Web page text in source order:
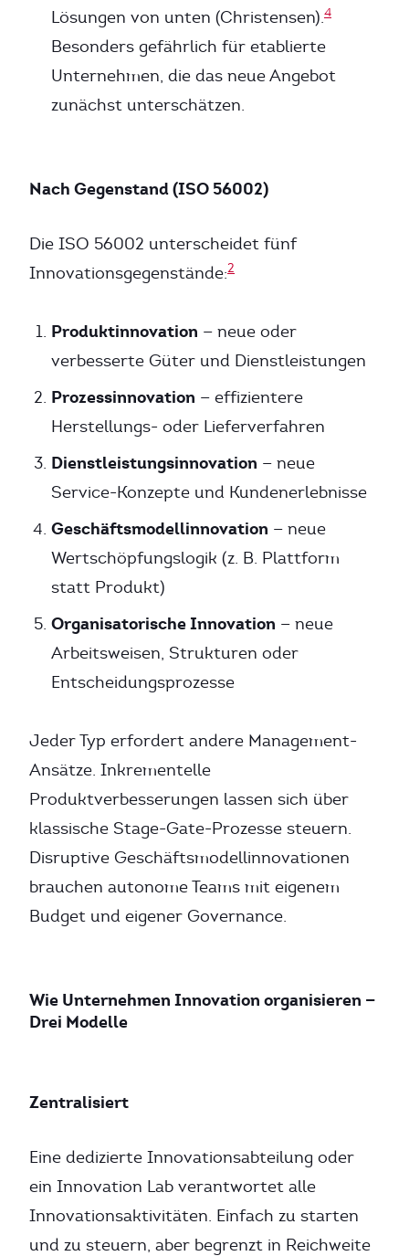
Lösungen von unten (Christensen).4
Besonders gefährlich für etablierte
Unternehmen, die das neue Angebot
zunächst unterschätzen.
Nach Gegenstand (ISO 56002)
Die ISO 56002 unterscheidet fünf
Innovationsgegenstände:2
Produktinnovation — neue oder
verbesserte Güter und Dienstleistungen
Prozessinnovation — effizientere
Herstellungs- oder Lieferverfahren
Dienstleistungsinnovation — neue
Service-Konzepte und Kundenerlebnisse
Geschäftsmodellinnovation — neue
Wertschöpfungslogik (z. B. Plattform
statt Produkt)
Organisatorische Innovation — neue
Arbeitsweisen, Strukturen oder
Entscheidungsprozesse
Jeder Typ erfordert andere Management-
Ansätze. Inkrementelle
Produktverbesserungen lassen sich über
klassische Stage-Gate-Prozesse steuern.
Disruptive Geschäftsmodellinnovationen
brauchen autonome Teams mit eigenem
Budget und eigener Governance.
Wie Unternehmen Innovation organisieren —
Drei Modelle
Zentralisiert
Eine dedizierte Innovationsabteilung oder
ein Innovation Lab verantwortet alle
Innovationsaktivitäten. Einfach zu starten
und zu steuern, aber begrenzt in Reichweite